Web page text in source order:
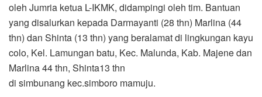
oleh Jumria ketua L-IKMK, didampingi oleh tim. Bantuan
yang disalurkan kepada Darmayanti (28 thn) Marlina (44
thn) dan Shinta (13 thn) yang beralamat di lingkungan kayu
colo, Kel. Lamungan batu, Kec. Malunda, Kab. Majene dan
Marlina 44 thn, Shinta13 thn
di simbunang kec.simboro mamuju.